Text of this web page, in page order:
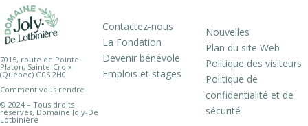
7015, route de Pointe
Platon, Sainte-Croix
(Québec) G0S 2H0
Comment vous rendre
© 2024 – Tous droits
réservés, Domaine Joly-De
Lotbinière
Contactez-nous
La Fondation
Devenir bénévole
Emplois et stages
Nouvelles
Plan du site Web
Politique des visiteurs
Politique de
confidentialité et de
sécurité